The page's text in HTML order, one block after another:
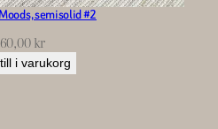
semisolid #2
kr
i varukorg